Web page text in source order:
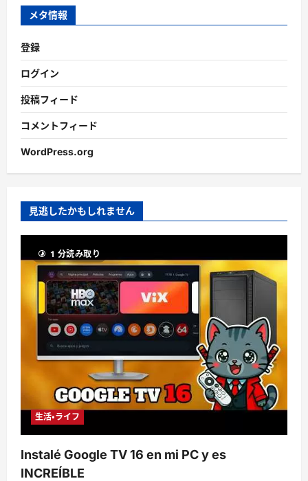
ブ
メタ情報
登録
ログイン
投稿フィード
コメントフィード
WordPress.org
見逃したかもしれません
1 分読み取り
生活・ライフ
Instalé Google TV 16 en mi PC y es
INCREÍBLE